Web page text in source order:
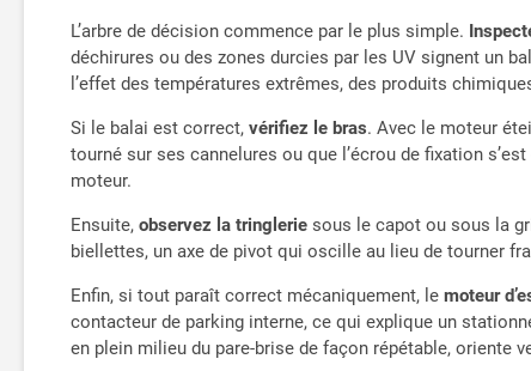
L’arbre de décision commence par le plus simple.
déchirures ou des zones durcies par les UV signent un
l’effet des températures extrêmes, des produits
Si le balai est correct,vérifiez le bras. Avec le moteur
tourné sur ses cannelures ou que l’écrou de fixation
moteur.
Ensuite,observez la tringlerie sous le capot ou sous la
biellettes, un axe de pivot qui oscille au lieu de tourner
Enfin, si tout paraît correct mécaniquement, lemoteur
contacteur de parking interne, ce qui explique un
en plein milieu du pare-brise de façon répétable, oriente